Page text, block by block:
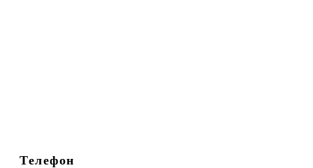
Телефон